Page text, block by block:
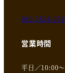
080-3824-
営業時間
平日／10:00